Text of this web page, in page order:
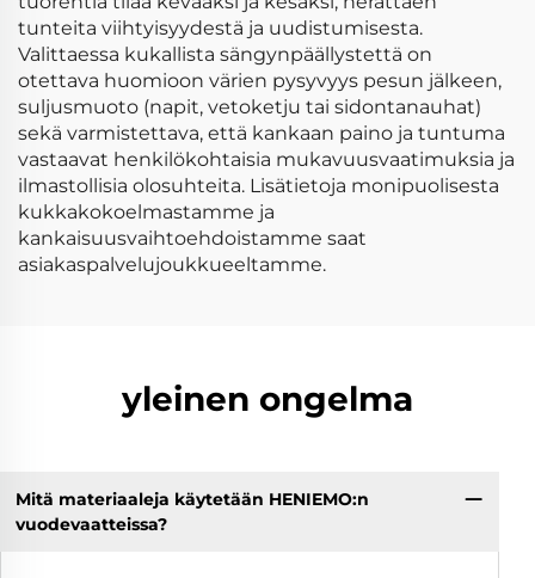
tunteita viihtyisyydestä ja uudistumisesta.
Valittaessa kukallista sängynpäällystettä on
otettava huomioon värien pysyvyys pesun jälkeen,
suljusmuoto (napit, vetoketju tai sidontanauhat)
sekä varmistettava, että kankaan paino ja tuntuma
vastaavat henkilökohtaisia mukavuusvaatimuksia ja
ilmastollisia olosuhteita. Lisätietoja monipuolisesta
kukkakokoelmastamme ja
kankaisuusvaihtoehdoistamme saat
asiakaspalvelujoukkueeltamme.
yleinen ongelma
Mitä materiaaleja käytetään HENIEMO:n
vuodevaatteissa?